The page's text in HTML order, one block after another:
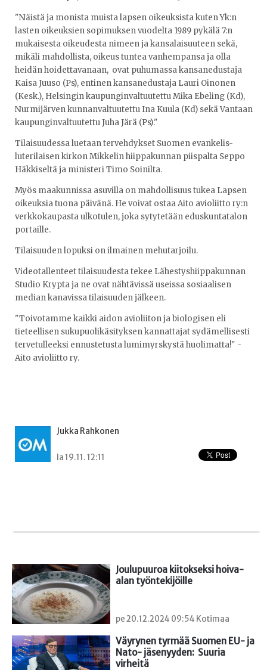
"Näistä ja monista muista lapsen oikeuksista kuten Yk:n
lasten oikeuksien sopimuksen vuodelta 1989 pykälä 7:n
mukaisesta oikeudesta nimeen ja kansalaisuuteen sekä,
mikäli mahdollista, oikeus tuntea vanhempansa ja olla
heidän hoidettavanaan, ovat puhumassa kansanedustaja
Kaisa Juuso (Ps), entinen kansanedustaja Lauri Oinonen
(Kesk.), Helsingin kaupunginvaltuutettu Mika Ebeling (Kd),
Nurmijärven kunnanvaltuutettu Ina Kuula (Kd) sekä Vantaan
kaupunginvaltuutettu Juha Järä (Ps)."
Tilaisuudessa luetaan tervehdykset Suomen evankelis-
luterilaisen kirkon Mikkelin hiippakunnan piispalta Seppo
Häkkiseltä ja ministeri Timo Soinilta.
Myös maakunnissa asuvilla on mahdollisuus tukea Lapsen
oikeuksia tuona päivänä. He voivat ostaa Aito avioliitto ry:n
verkkokaupasta ulkotulen, joka sytytetään eduskuntatalon
portaille.
Tilaisuuden lopuksi on ilmainen mehutarjoilu.
Videotallenteet tilaisuudesta tekee Lähestyshiippakunnan
Studio Krypta ja ne ovat nähtävissä useissa sosiaalisen
median kanavissa tilaisuuden jälkeen.
"Toivotamme kaikki aidon avioliiton ja biologisen eli
tieteellisen sukupuolikäsityksen kannattajat sydämellisesti
tervetulleeksi ennustetusta lumimyrskystä huolimatta!" -
Aito avioliitto ry.
Jukka Rahkonen
la 19.11. 12:11
Joulupuuroa kiitokseksi hoiva-
alan työntekijöille
pe 20.12.2024 09:54 Kotimaa
Väyrynen tyrmää Suomen EU- ja
Nato- jäsenyyden:  Suuria
virheitä